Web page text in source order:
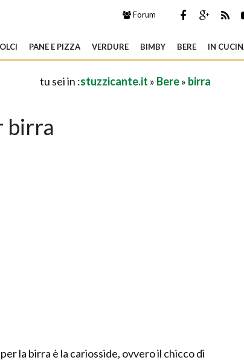
Forum
PANE E PIZZA VERDURE BIMBY BERE IN
tu sei in :stuzzicante.it » Bere» birra
birra
la birra è la cariosside, ovvero il chicco di